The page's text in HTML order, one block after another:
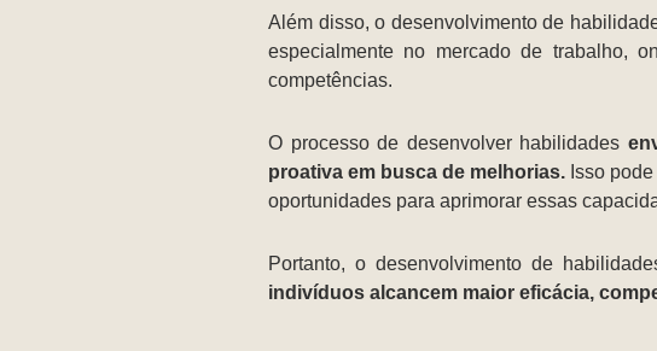
Além disso, o desenvolvimento de
especialmente no mercado de trabalho,
competências.
O processo de desenvolver habilidades
proativa em busca de melhorias. Isso
oportunidades para aprimorar essas
Portanto, o desenvolvimento de
indivíduos alcancem maior eficácia,